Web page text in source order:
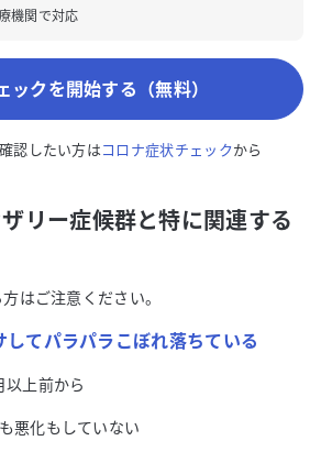
機関で対応
ックを開始する（無料）
認したい方はコロナ症状チェックから
リー症候群と特に関連する
はご注意ください。
てパラパラこぼれ落ちている
以上前から
悪化もしていない